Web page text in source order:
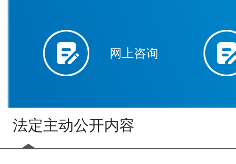
网上咨询
法定主动公开内容